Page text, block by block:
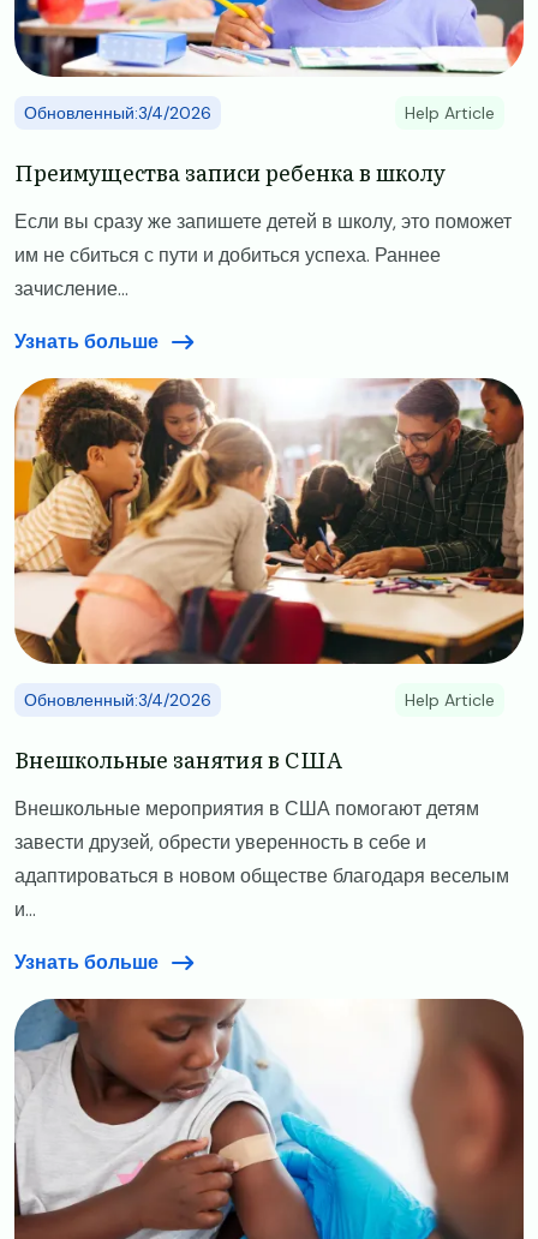
Обновленный:3/4/2026 Help Article
​​Преимущества записи ребенка в школу​
Если вы сразу же запишете детей в школу, это поможет
им не сбиться с пути и добиться успеха. Раннее
зачисление...
Узнать больше
Image
Обновленный:3/4/2026 Help Article
​​Внешкольные занятия в США
Внешкольные мероприятия в США помогают детям
завести друзей, обрести уверенность в себе и
адаптироваться в новом обществе благодаря веселым
и...
Узнать больше
Image